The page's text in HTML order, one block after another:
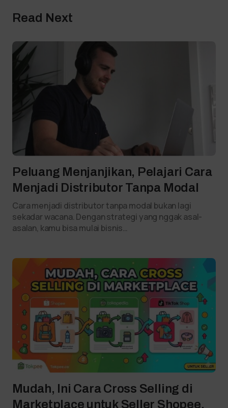
Read Next
Peluang Menjanjikan, Pelajari Cara
Menjadi Distributor Tanpa Modal
Cara menjadi distributor tanpa modal bukan lagi
sekadar wacana. Dengan strategi yang nggak asal-
asalan, kamu bisa mulai bisnis…
Mudah, Ini Cara Cross Selling di
Marketplace untuk Seller Shopee,